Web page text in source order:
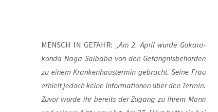
MENSCH IN GEFAHR: „Am 2. April wur­de Goka­ra­
kon­da Naga Saibaba von den Gefäng­nis­be­hör­den
zu einem Kran­ken­haus­ter­min gebracht. Sei­ne Frau
erhielt jedoch kei­ne Infor­ma­tio­nen über den Ter­min.
Zuvor wur­de ihr bereits der Zugang zu ihrem Mann